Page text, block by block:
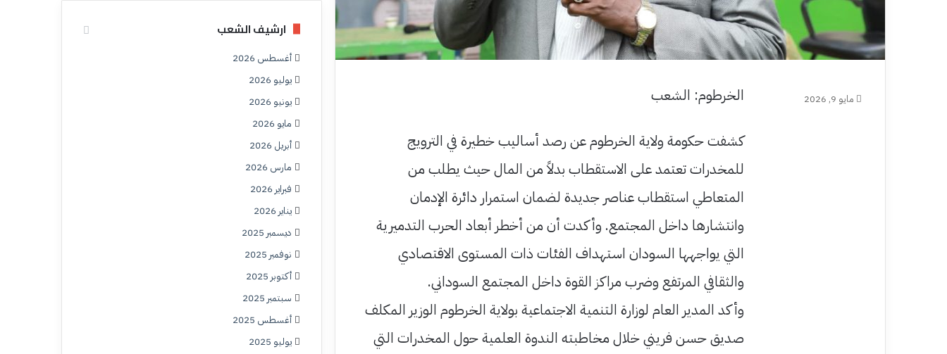
الخرطوم: الشعب
كشفت حكومة ولاية الخرطوم عن رصد أساليب خطيرة في الترويج
للمخدرات تعتمد على الاستقطاب بدلاً من المال حيث يطلب من
المتعاطي استقطاب عناصر جديدة لضمان استمرار دائرة الإدمان
وانتشارها داخل المجتمع. وأكدت أن من أخطر أبعاد الحرب التدميرية
التي يواجهها السودان استهداف الفئات ذات المستوى الاقتصادي
والثقافي المرتفع وضرب مراكز القوة داخل المجتمع السوداني.
وأكد المدير العام لوزارة التنمية الاجتماعية بولاية الخرطوم الوزير المكلف
صديق حسن فريني خلال مخاطبته الندوة العلمية حول المخدرات التي
مايو 9, 2026
ارشيف الشعب
أغسطس 2026
يوليو 2026
يونيو 2026
مايو 2026
أبريل 2026
مارس 2026
فبراير 2026
يناير 2026
ديسمبر 2025
نوفمبر 2025
أكتوبر 2025
سبتمبر 2025
أغسطس 2025
يوليو 2025